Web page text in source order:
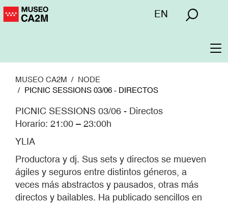
Pasar
Menú
EN
MUSEO CA2M
NODE
PICNIC SESSIONS 03/06 - DIRECTOS
PICNIC SESSIONS 03/06 - Directos
Horario: 21:00 – 23:00h
YLIA
Productora y dj. Sus sets y directos se mueven
ágiles y seguros entre distintos géneros, a
veces más abstractos y pausados, otras más
directos y bailables. Ha publicado sencillos en